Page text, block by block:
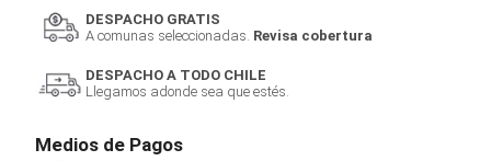
DESPACHO GRATIS
A comunas seleccionadas. Revisa cobertura
DESPACHO A TODO CHILE
Llegamos adonde sea que estés.
Medios de Pagos